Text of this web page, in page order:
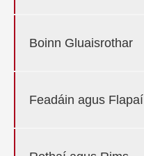
Boinn Gluaisrothar
Feadáin agus Flapaí